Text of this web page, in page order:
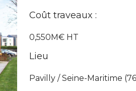
Coût traveaux :
0,550M€ HT
Lieu
Pavilly / Seine-Maritime